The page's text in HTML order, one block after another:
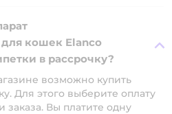
кошек Elanco
в рассрочку?
возможно купить
Для этого выберите оплату
Вы платите одну